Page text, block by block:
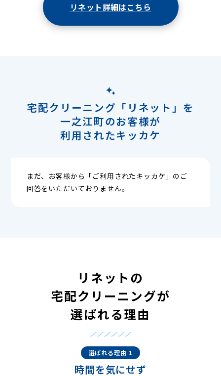
リネット詳細はこちら
宅配クリーニング「リネット」を
一之江町のお客様が
利用されたキッカケ
まだ、お客様から「ご利用されたキッカケ」のご
回答をいただいておりません。
リネットの
宅配クリーニングが
選ばれる理由
選ばれる理由 1
時間を気にせず